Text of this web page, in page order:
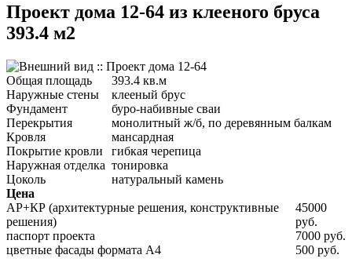
Проект дома 12-64 из клееного бруса
393.4 м2
Общая площадь
393.4 кв.м
Наружные стены
клееный брус
Фундамент
буро-набивные сваи
Перекрытия
монолитный ж/б, по деревянным балкам
Кровля
мансардная
Покрытие кровли
гибкая черепица
Наружная отделка тонировка
Цоколь
натуральный камень
Цена
АР+КР (архитектурные решения, конструктивные
решения)
45000
руб.
паспорт проекта
7000 руб.
цветные фасады формата А4
500 руб.